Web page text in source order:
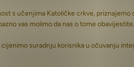
s učenjima Katoličke crkve,
vas molimo da nas o tome
suradnju korisnika u očuvanju